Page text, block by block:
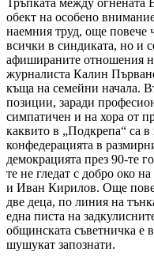
обект на особено
наемния труд, още повече
всички в синдиката, но и
афишираните отношения
журналиста Калин
къща на семейни начала.
позиции, заради
симпатичен и на хора от
каквито в „Подкрепа“ са
конфедерацията в
демокрацията през 90-те
те не гледат с добро око
и Иван Кирилов. Още
две деца, по линия на
една писта на
общинската съветничка е
шушукат запознати.